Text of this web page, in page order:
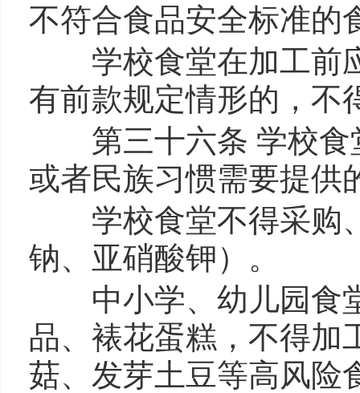
不符合食品安全标准的
学校食堂在加工前应
有前款规定情形的，不
第三十六条 学校食
或者民族习惯需要提供
学校食堂不得采购、
钠、亚硝酸钾）。
中小学、幼儿园食堂
品、裱花蛋糕，不得加
菇、发芽土豆等高风险